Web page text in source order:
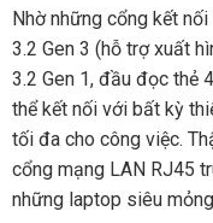
Nhờ những cổng kết
3.2 Gen 3 (hỗ trợ xuất
3.2 Gen 1, đầu đọc thẻ
thể kết nối với bất kỳ
tối đa cho công việc.
cổng mạng LAN RJ45
những laptop siêu